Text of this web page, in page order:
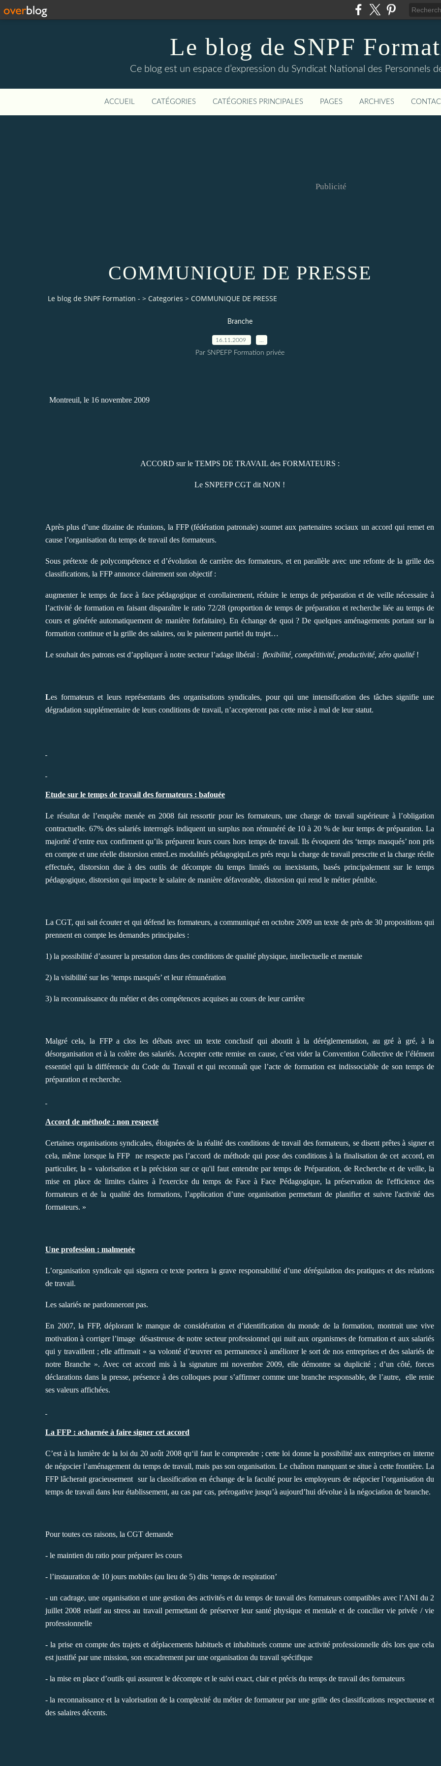
Le blog de SNPF
Ce blog est un espace d’expression du Syndicat National des Personnels
ACCUEIL CATÉGORIES CATÉGORIES PRINCIPALES PAGES ARCHIVES
Publicité
COMMUNIQUE DE PRESSE
Le blog de SNPF Formation - > Categories > COMMUNIQUE DE PRESSE
Branche
16.11.2009
Par SNPEFP Formation privée
Montreuil, le 16 novembre 2009
ACCORD sur le TEMPS DE TRAVAIL des FORMATEURS :
Le SNPEFP CGT dit NON !
Après plus d’une dizaine de réunions, la FFP (fédération patronale) soumet aux partenaires sociaux un accord qui remet en
cause l’organisation du temps de travail des formateurs.
Sous prétexte de polycompétence et d’évolution de carrière des formateurs, et en parallèle avec une refonte de la grille des
classifications, la FFP annonce clairement son objectif :
augmenter le temps de face à face pédagogique et corollairement, réduire le temps de préparation et de veille nécessaire à
l’activité de formation en faisant disparaître le ratio 72/28 (proportion de temps de préparation et recherche liée au temps de
cours et générée automatiquement de manière forfaitaire). En échange de quoi ? De quelques aménagements portant sur la
formation continue et la grille des salaires, ou le paiement partiel du trajet…
Le souhait des patrons est d’appliquer à notre secteur l’adage libéral : flexibilité, compétitivité, productivité, zéro qualité !
Les formateurs et leurs représentants des organisations syndicales, pour qui une intensification des tâches signifie une
dégradation supplémentaire de leurs conditions de travail, n’accepteront pas cette mise à mal de leur statut.
Etude sur le temps de travail des formateurs : bafouée
Le résultat de l’enquête menée en 2008 fait ressortir pour les formateurs, une charge de travail supérieure à l’obligation
contractuelle. 67% des salariés interrogés indiquent un surplus non rémunéré de 10 à 20 % de leur temps de préparation. La
majorité d’entre eux confirment qu’ils préparent leurs cours hors temps de travail. Ils évoquent des ‘temps masqués’ non pris
en compte et une réelle distorsion entreLes modalités pédagogiquLes prés requ la charge de travail prescrite et la charge réelle
effectuée, distorsion due à des outils de décompte du temps limités ou inexistants, basés principalement sur le temps
pédagogique, distorsion qui impacte le salaire de manière défavorable, distorsion qui rend le métier pénible.
La CGT, qui sait écouter et qui défend les formateurs, a communiqué en octobre 2009 un texte de près de 30 propositions qui
prennent en compte les demandes principales :
1) la possibilité d’assurer la prestation dans des conditions de qualité physique, intellectuelle et mentale
2) la visibilité sur les ‘temps masqués’ et leur rémunération
3) la reconnaissance du métier et des compétences acquises au cours de leur carrière
Malgré cela, la FFP a clos les débats avec un texte conclusif qui aboutit à la déréglementation, au gré à gré, à la
désorganisation et à la colère des salariés. Accepter cette remise en cause, c’est vider la Convention Collective de l’élément
essentiel qui la différencie du Code du Travail et qui reconnaît que l’acte de formation est indissociable de son temps de
préparation et recherche.
Accord de méthode : non respecté
Certaines organisations syndicales, éloignées de la réalité des conditions de travail des formateurs, se disent prêtes à signer et
cela, même lorsque la FFP ne respecte pas l’accord de méthode qui pose des conditions à la finalisation de cet accord, en
particulier, la « valorisation et la précision sur ce qu'il faut entendre par temps de Préparation, de Recherche et de veille, la
mise en place de limites claires à l'exercice du temps de Face à Face Pédagogique, la préservation de l'efficience des
formateurs et de la qualité des formations, l’application d’une organisation permettant de planifier et suivre l'activité des
formateurs. »
Une profession : malmenée
L’organisation syndicale qui signera ce texte portera la grave responsabilité d’une dérégulation des pratiques et des relations
de travail.
Les salariés ne pardonneront pas.
En 2007, la FFP, déplorant le manque de considération et d’identification du monde de la formation, montrait une vive
motivation à corriger l’image désastreuse de notre secteur professionnel qui nuit aux organismes de formation et aux salariés
qui y travaillent ; elle affirmait « sa volonté d’œuvrer en permanence à améliorer le sort de nos entreprises et des salariés de
notre Branche ». Avec cet accord mis à la signature mi novembre 2009, elle démontre sa duplicité ; d’un côté, forces
déclarations dans la presse, présence à des colloques pour s’affirmer comme une branche responsable, de l’autre, elle renie
ses valeurs affichées.
La FFP : acharnée à faire signer cet accord
C’est à la lumière de la loi du 20 août 2008 qu‘il faut le comprendre ; cette loi donne la possibilité aux entreprises en interne
de négocier l’aménagement du temps de travail, mais pas son organisation. Le chaînon manquant se situe à cette frontière. La
FFP lâcherait gracieusement sur la classification en échange de la faculté pour les employeurs de négocier l’organisation du
temps de travail dans leur établissement, au cas par cas, prérogative jusqu’à aujourd’hui dévolue à la négociation de branche.
Pour toutes ces raisons, la CGT demande
- le maintien du ratio pour préparer les cours
- l’instauration de 10 jours mobiles (au lieu de 5) dits ‘temps de respiration’
- un cadrage, une organisation et une gestion des activités et du temps de travail des formateurs compatibles avec l’ANI du 2
juillet 2008 relatif au stress au travail permettant de préserver leur santé physique et mentale et de concilier vie privée / vie
professionnelle
- la prise en compte des trajets et déplacements habituels et inhabituels comme une activité professionnelle dès lors que cela
est justifié par une mission, son encadrement par une organisation du travail spécifique
- la mise en place d’outils qui assurent le décompte et le suivi exact, clair et précis du temps de travail des formateurs
- la reconnaissance et la valorisation de la complexité du métier de formateur par une grille des classifications respectueuse et
des salaires décents.